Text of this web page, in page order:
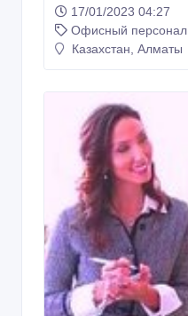
17/01/2023 04:27
Офисный персонал
Казахстан, Алматы